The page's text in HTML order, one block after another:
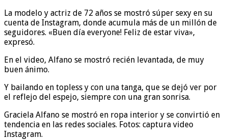
La modelo y actriz de 72 años se mostró súper sexy en su
cuenta de Instagram, donde acumula más de un millón de
seguidores. «Buen día everyone! Feliz de estar viva»,
expresó.
En el video, Alfano se mostró recién levantada, de muy
buen ánimo.
Y bailando en topless y con una tanga, que se dejó ver por
el reflejo del espejo, siempre con una gran sonrisa.
Graciela Alfano se mostró en ropa interior y se convirtió en
tendencia en las redes sociales. Fotos: captura video
Instagram.